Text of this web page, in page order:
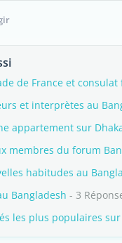
de France et
et interprètes au
appartement sur
membres du forum
habitudes au
Bangladesh - 3
les plus populaires